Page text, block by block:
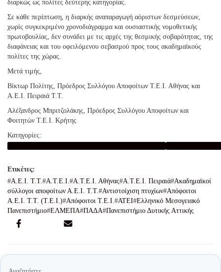
διαρκώς ως πολίτες δεύτερης κατηγορίας.
Σε κάθε περίπτωση, η διαρκής αναπαραγωγή αόριστων δεσμεύσεων,
χωρίς συγκεκριμένο χρονοδιάγραμμα και ουσιαστικής νομοθετικής
πρωτοβουλίας, δεν συνάδει με τις αρχές της θεσμικής σοβαρότητας, της
διαφάνειας και του οφειλόμενου σεβασμού προς τους ακαδημαϊκούς
πολίτες της χώρας.
Μετά τιμής,
Βίκτωρ Πολίτης, Πρόεδρος Συλλόγου Αποφοίτων Τ.Ε.Ι. Αθήνας και
Α.Ε.Ι. Πειραιά Τ.Τ.
Αλέξανδρος Μπριτζολάκης, Πρόεδρος Συλλόγου Αποφοίτων και
Φοιτητών Τ.Ε.Ι. Κρήτης
Κατηγορίες:
Α.Ε.Ι. Τ.Τ. Α.Τ.Ε.Ι. Α.Τ.Ε.Ι. Αθήνας Α.Τ.Ε.Ι. Πειραιά Ακαδημαϊκοί
σύλλογοι αποφοίτων Α.Ε.Ι. Τ.Τ. Αντιστοίχιση πτυχίων Απόφοιτοι
Α.Ε.Ι. Τ.Τ. (Τ.Ε.Ι.) Απόφοιτοι Τ.Ε.Ι. ΑΤΕΙ Ελληνικό Μεσογειακό
Πανεπιστήμιο ΕΛΜΕΠΑ ΠΑΔΑ Πανεπιστήμιο Δυτικής Αττικής